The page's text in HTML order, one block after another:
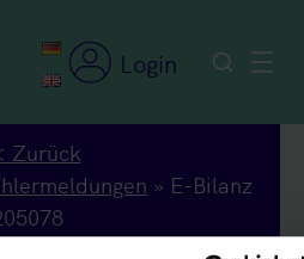
Login
Zurück
» E-Bilanz